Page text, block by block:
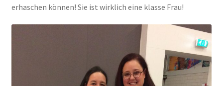
erhaschen können! Sie ist wirklich eine klasse Frau!